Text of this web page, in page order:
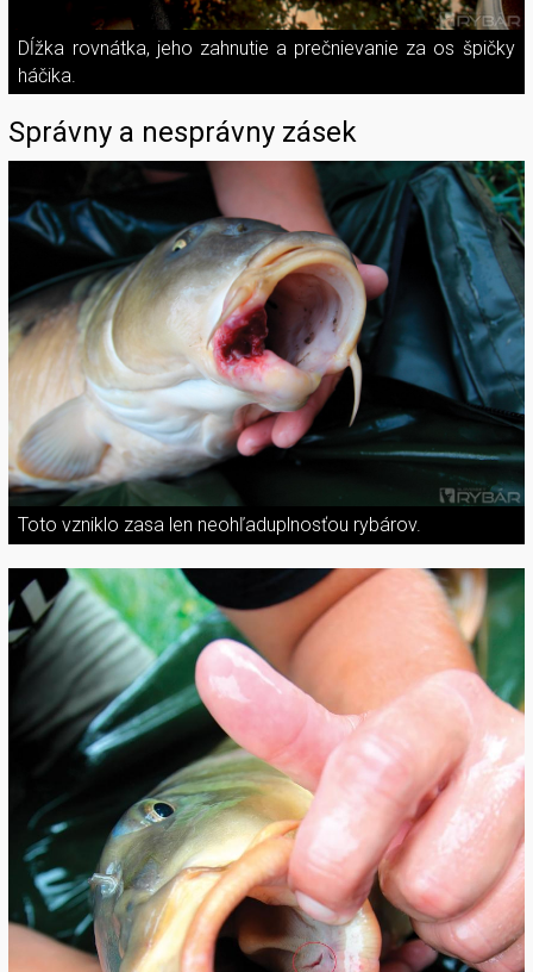
Dĺžka rovnátka, jeho zahnutie a prečnievanie za os špičky
háčika.
Správny a nesprávny zásek
Toto vzniklo zasa len neohľaduplnosťou rybárov.